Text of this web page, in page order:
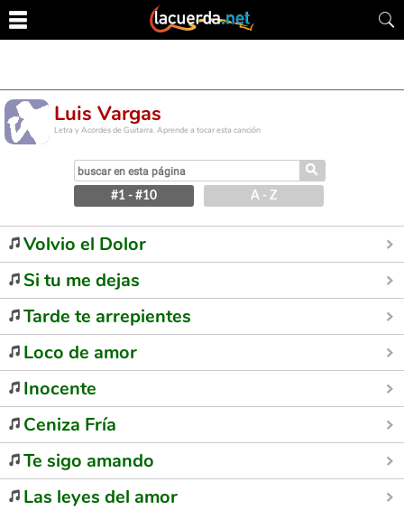
Luis Vargas
Letra y Acordes de Guitarra. Aprende a tocar esta canción
⚲
#1 - #10 A - Z
Volvio el Dolor
Si tu me dejas
Tarde te arrepientes
Loco de amor
Inocente
Ceniza Fría
Te sigo amando
Las leyes del amor